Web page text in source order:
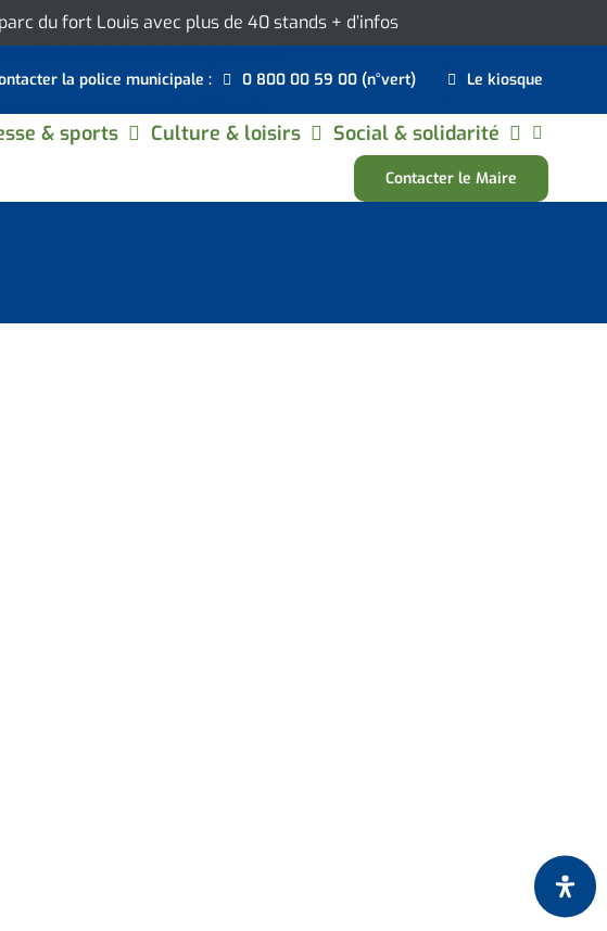
du fort Louis avec plus de 40 stands + d’infos
la police municipale : 0 800 00 59 00 (n°vert) Le kiosque
& sports Culture & loisirs Social & solidarité
Contacter le Maire